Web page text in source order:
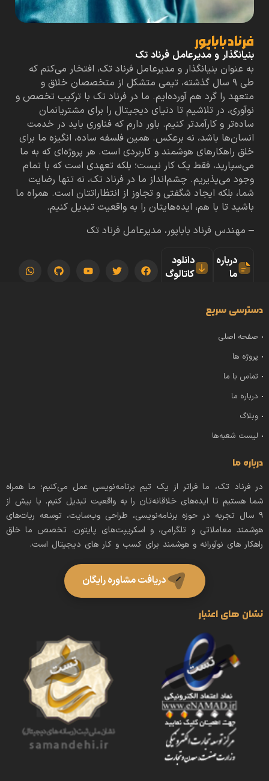
فرناد باباپور
بنیانگذار و مدیرعامل فرناد تک
به عنوان بنیانگذار و مدیرعامل فرناد تک، افتخار می‌کنم که
طی ۹ سال گذشته، تیمی متشکل از متخصصان خلاق و
متعهد را گرد هم آورده‌ایم. ما در فرناد تک با ترکیب تخصص و
نوآوری، در تلاشیم تا دنیای دیجیتال را برای مشتریانمان
ساده‌تر و کارآمدتر کنیم. باور دارم که فناوری باید در خدمت
انسان‌ها باشد، نه برعکس. همین فلسفه ساده، انگیزه ما برای
خلق راهکارهای هوشمند و کاربردی است. هر پروژه‌ای که به ما
می‌سپارید، فقط یک کار نیست؛ بلکه تعهدی است که با تمام
وجود می‌پذیریم. چشم‌انداز ما در فرناد تک، نه تنها رضایت
شما، بلکه ایجاد شگفتی و تجاوز از انتظاراتتان است. همراه ما
باشید تا با هم، ایده‌هایتان را به واقعیت تبدیل کنیم.
– مهندس فرناد باباپور، مدیرعامل فرناد تک
درباره
ما
دانلود
کاتالوگ
دسترسی سریع
صفحه اصلی
پروژه ها
تماس با ما
درباره ما
وبلاگ
لیست شعبه‌ها
درباره ما
در فرناد تک، ما فراتر از یک تیم برنامه‌نویسی عمل می‌کنیم؛ ما همراه
شما هستیم تا ایده‌های خلاقانه‌تان را به واقعیت تبدیل کنیم. با بیش از
9 سال تجربه در حوزه برنامه‌نویسی، طراحی وب‌سایت، توسعه ربات‌های
هوشمند معاملاتی و تلگرامی، و اسکریپت‌های پایتون. تخصص ما خلق
راهکار های نوآورانه و هوشمند برای کسب‌ و کار های دیجیتال است.
دریافت مشاوره رایگان
نشان های اعتبار